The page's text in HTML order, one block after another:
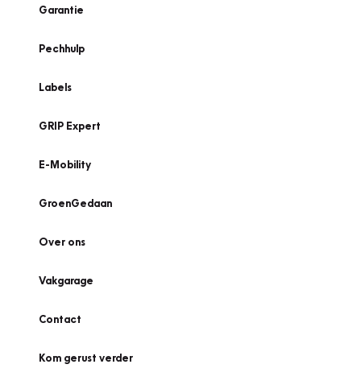
Garantie
Pechhulp
Labels
GRIP Expert
E-Mobility
GroenGedaan
Over ons
Vakgarage
Contact
Kom gerust verder